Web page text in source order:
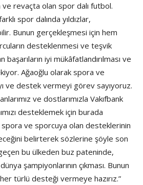
revaçta olan spor dalı futbol.
spor dalında yıldızlar,
Bunun gerçekleşmesi için hem
desteklenmesi ve teşvik
başarıların iyi mükâfatlandırılması ve
Ağaoğlu olarak spora ve
ve destek vermeyi görev sayıyoruz.
ve dostlarımızla Vakıfbank
desteklemek için burada
spora ve sporcuya olan desteklerinin
belirterek sözlerine şöyle son
bu ülkeden buz pateninde,
şampiyonlarının çıkması. Bunun
türlü desteği vermeye hazırız.”